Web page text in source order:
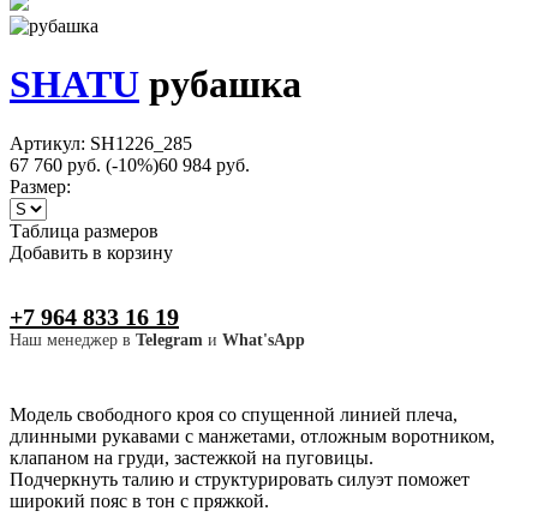
SHATU рубашка
Артикул: SH1226_285
67 760 руб. (-10%)60 984 руб.
Размер:
Таблица размеров
Добавить в корзину
+7 964 833 16 19
Наш менеджер в Telegram и What'sApp
Модель свободного кроя со спущенной линией плеча,
длинными рукавами с манжетами, отложным воротником,
клапаном на груди, застежкой на пуговицы.
Подчеркнуть талию и структурировать силуэт поможет
широкий пояс в тон с пряжкой.